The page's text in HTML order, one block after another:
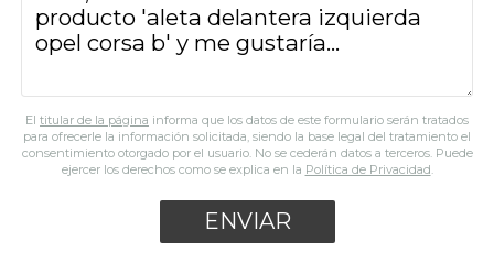
El titular de la página informa que los datos de este formulario serán tratados
para ofrecerle la información solicitada, siendo la base legal del tratamiento el
consentimiento otorgado por el usuario. No se cederán datos a terceros. Puede
ejercer los derechos como se explica en la Política de Privacidad.